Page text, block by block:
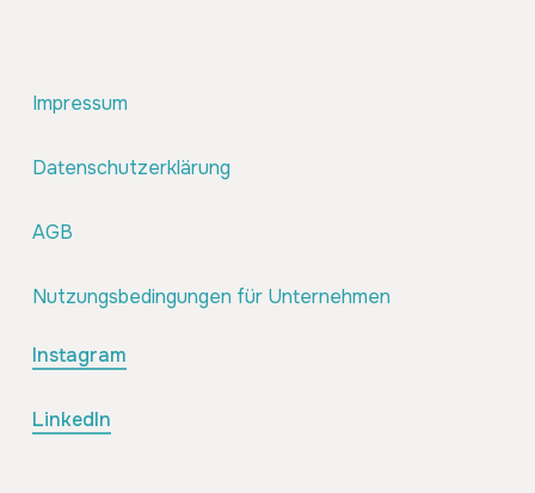
Impressum
Datenschutzerklärung
AGB
Nutzungsbedingungen für Unternehmen
Instagram
LinkedIn